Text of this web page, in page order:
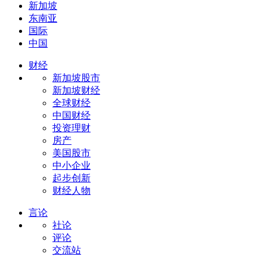
新加坡
东南亚
国际
中国
财经
新加坡股市
新加坡财经
全球财经
中国财经
投资理财
房产
美国股市
中小企业
起步创新
财经人物
言论
社论
评论
交流站